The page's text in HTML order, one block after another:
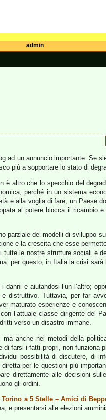
admin
un annuncio importante. Se
più a sopportare lo stato di
altro che lo specchio del
perché in un sistema
e alla voglia di fare, un Paese
al potere blocca il ricambio
parziale dei modelli di sviluppo
e la crescita che esse
le nostre strutture sociali e
per questo, in Italia la crisi
e aiutandosi l’un l’altro;
distruttivo. Tuttavia, per far
maturato esperienze e
l’attuale classe dirigente del
verso un disastro immane.
anche nei metodi della
farsi i fatti propri, non funziona
possibilità di discutere, di
per le questioni più
direttamente alle decisioni
gli ordini.
Torino a 5 Stelle – Amici di
e presentarsi alle elezioni